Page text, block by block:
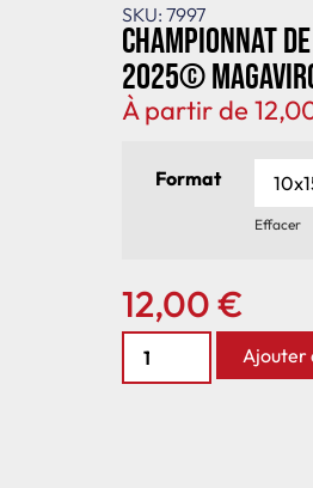
SKU: 7997
Championnat
2025©
À partir de
Format
Effacer
12,00€
Ajouter